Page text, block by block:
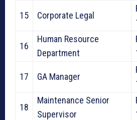
15 Corporate Legal
16
Human Resource
Department
17 GA Manager
18
Maintenance Senior
Supervisor